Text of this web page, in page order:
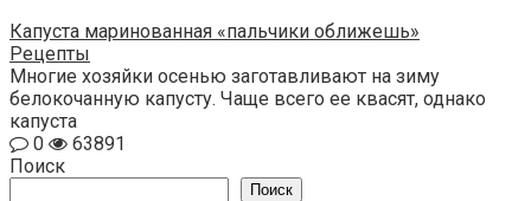
Капуста маринованная «пальчики оближешь»
Рецепты
Многие хозяйки осенью заготавливают на зиму
белокочанную капусту. Чаще всего ее квасят, однако
капуста
0
63891
Поиск
Поиск